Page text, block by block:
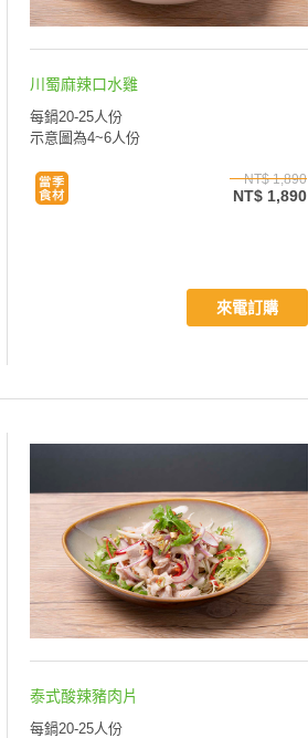
川蜀麻辣口水雞
每鍋20-25人份
示意圖為4~6人份
NT$ 1,890
NT$ 1,890
來電訂購
泰式酸辣豬肉片
每鍋20-25人份